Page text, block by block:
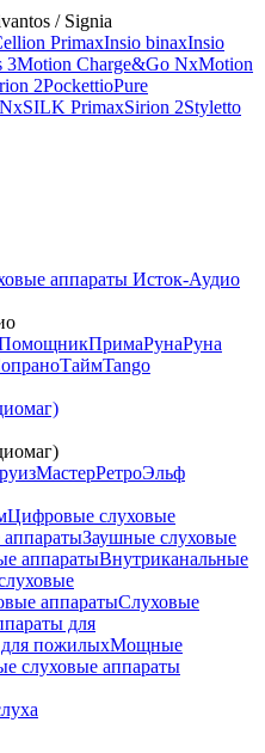
/ Signia
PrimaxInsio binaxInsio
3Motion Charge&Go NxMotion
2PockettioPure
SILK PrimaxSirion 2Styletto
аппараты Исток-Аудио
ПримаРунаРуна
ТаймTango
МастерРетроЭльф
Цифровые слуховые
Заушные слуховые
аппаратыВнутриканальные
аппаратыСлуховые
для
пожилыхМощные
слуховые аппараты